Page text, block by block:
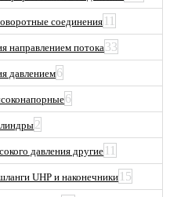
соединения11
направлением потока33
давлением6
6
2
давления другие 11
UHP и наконечники 15